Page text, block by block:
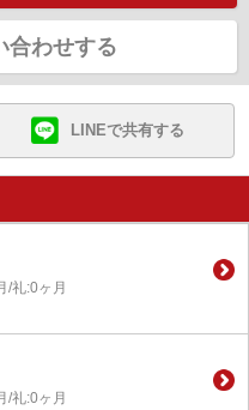
合わせする
LINEで共有する
/礼:0ヶ月
/礼:0ヶ月